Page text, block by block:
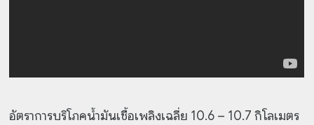
อัตราการบริโภคน้ำมันเชื้อเพลิงเฉลี่ย 10.6 – 10.7 กิโลเมตร